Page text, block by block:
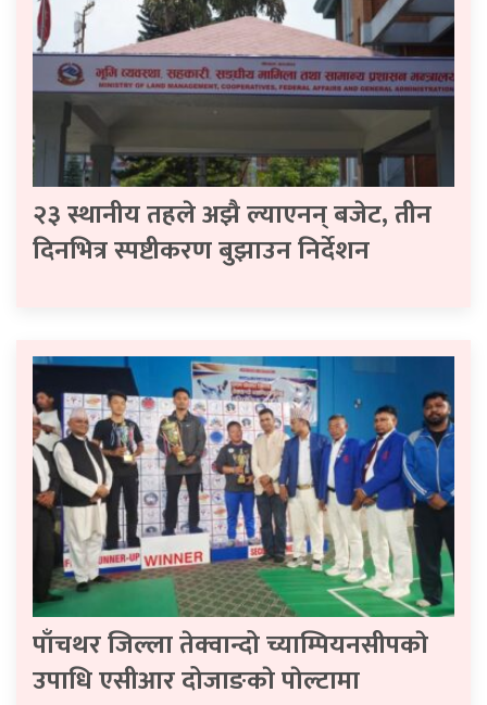
२३ स्थानीय तहले अझै ल्याएनन् बजेट, तीन
दिनभित्र स्पष्टीकरण बुझाउन निर्देशन
पाँचथर जिल्ला तेक्वान्दो च्याम्पियनसीपकाे
उपाधि एसीआर दोजाङकाे पाेल्टामा